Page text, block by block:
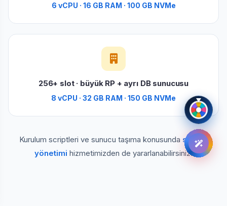
6 vCPU · 16 GB RAM · 100 GB NVMe
256+ slot · büyük RP + ayrı DB sunucusu
8 vCPU · 32 GB RAM · 150 GB NVMe
Kurulum scriptleri ve sunucu taşıma konusunda sistem
yönetimi hizmetimizden de yararlanabilirsiniz.